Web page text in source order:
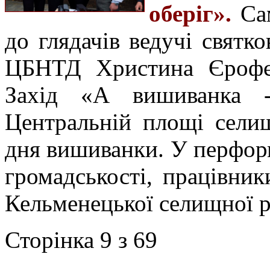
оберіг».
до глядачів ведучі
ЦБНТД Христина
Захід «А вишиванка
Центральній площі
дня вишиванки. У
громадськості,
Кельменецької селищної
Сторінка 9 з 69